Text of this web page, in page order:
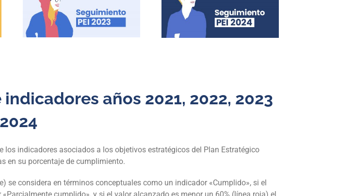
años 2021, 2022, 2023
indicadores asociados a los objetivos estratégicos del Plan Estratégico
en su porcentaje de cumplimiento.
se considera en términos conceptuales como un indicador «Cumplido», si el